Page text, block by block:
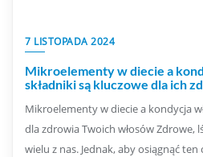
7 LISTOPADA 2024
Mikroelementy w diecie a
składniki są kluczowe dla ich
Mikroelementy w diecie a kondycja
dla zdrowia Twoich włosów Zdrowe,
wielu z nas. Jednak, aby osiągnąć